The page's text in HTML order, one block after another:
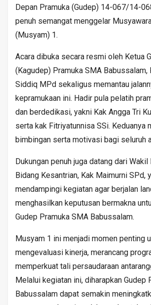
Depan Pramuka (Gudep) 14-067/14-
penuh semangat menggelar
(Musyam) 1.
Acara dibuka secara resmi oleh Ketua
(Kagudep) Pramuka SMA Babussalam,
Siddiq MPd sekaligus memantau
kepramukaan ini. Hadir pula pelatih
dan berdedikasi, yakni Kak Angga Tri
serta kak Fitriyatunnisa SSi. Keduanya
bimbingan serta motivasi bagi seluruh
Dukungan penuh juga datang dari
Bidang Kesantrian, Kak Maimurni SPd,
mendampingi kegiatan agar berjalan
menghasilkan keputusan bermakna
Gudep Pramuka SMA Babussalam.
Musyam 1 ini menjadi momen penting
mengevaluasi kinerja, merancang
memperkuat tali persaudaraan
Melalui kegiatan ini, diharapkan Gudep
Babussalam dapat semakin